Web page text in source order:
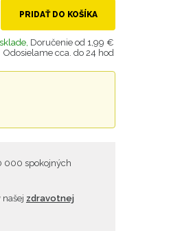
PRIDAŤ DO KOŠÍKA
Doručenie od 1,99 €
Odosielame cca. do 24 hod
000 spokojných
našej zdravotnej